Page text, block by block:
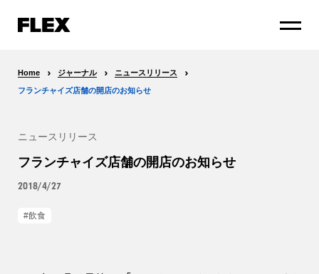
Home ジャーナル ニュースリリース
フランチャイズ店舗の開店のお知らせ
ニュースリリース
フランチャイズ店舗の開店のお知らせ
2018/4/27
飲食